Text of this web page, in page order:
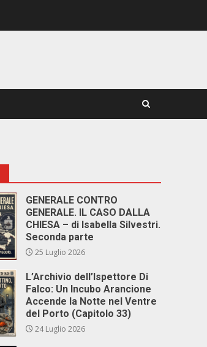
GENERALE CONTRO
GENERALE. IL CASO DALLA
CHIESA – di Isabella Silvestri.
Seconda parte
25 Luglio 2026
L’Archivio dell’Ispettore Di
Falco: Un Incubo Arancione
Accende la Notte nel Ventre
del Porto (Capitolo 33)
24 Luglio 2026